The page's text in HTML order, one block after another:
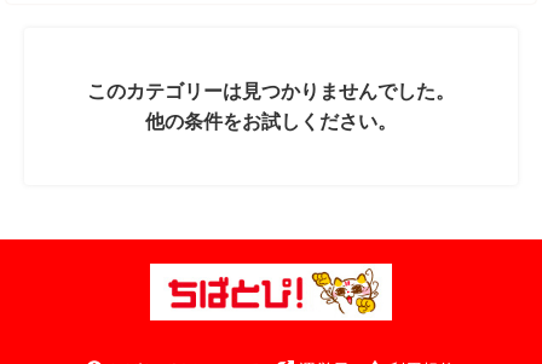
このカテゴリーは見つかりませんでした。
他の条件をお試しください。